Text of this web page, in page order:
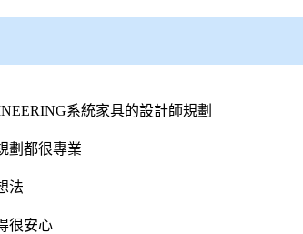
系統家具的設計師規劃
劃都很專業
法
很安心